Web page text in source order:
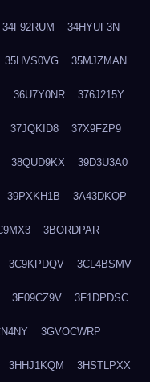
34F92RUM 34HYUF3N
35HVS0VG 35MJZMAN
36U7Y0NR 376J215Y
37JQKID8 37X9FZP9
38QUD9KX 39D3U3A0
39PXKH1B 3A43DKQP
3BORDPAR
3C9KPDQV 3CL4BSMV
3F09CZ9V 3F1DPDSC
3GVOCWRP
3HHJ1KQM 3HSTLPXX